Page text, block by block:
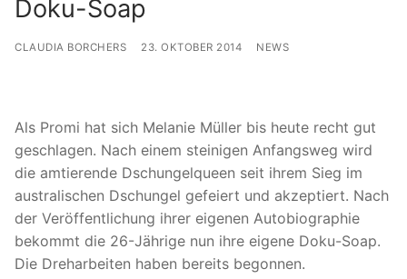
Doku-Soap
CLAUDIA BORCHERS 23. OKTOBER 2014 NEWS
Als Promi hat sich Melanie Müller bis heute recht gut
geschlagen. Nach einem steinigen Anfangsweg wird
die amtierende Dschungelqueen seit ihrem Sieg im
australischen Dschungel gefeiert und akzeptiert. Nach
der Veröffentlichung ihrer eigenen Autobiographie
bekommt die 26-Jährige nun ihre eigene Doku-Soap.
Die Dreharbeiten haben bereits begonnen.